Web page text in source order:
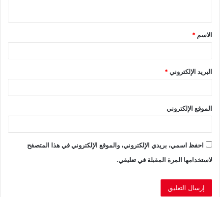
ق
*
الاسم *
البريد الإلكتروني*
الموقع الإلكتروني
احفظ اسمي، بريدي الإلكتروني، والموقع الإلكتروني في هذا المتصفح
لاستخدامها المرة المقبلة في تعليقي.